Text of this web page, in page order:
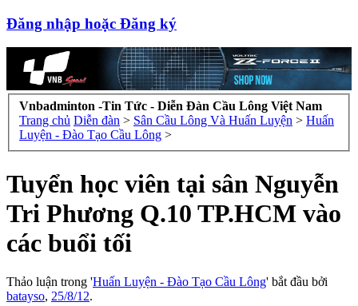
Đăng nhập hoặc Đăng ký
Vnbadminton -Tin Tức - Diễn Đàn Cầu Lông Việt Nam
Trang chủ Diễn đàn > Sân Cầu Lông Và Huấn Luyện > Huấn
Luyện - Đào Tạo Cầu Lông >
Tuyển học viên tại sân Nguyễn
Tri Phương Q.10 TP.HCM vào
các buổi tối
Thảo luận trong 'Huấn Luyện - Đào Tạo Cầu Lông' bắt đầu bởi
batayso, 25/8/12.